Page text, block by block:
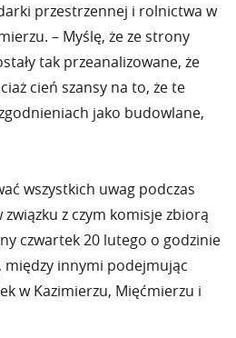
przestrzennej i rolnictwa w
– Myślę, że ze strony
tak przeanalizowane, że
cień szansy na to, że te
jako budowlane,
wszystkich uwag podczas
z czym komisje zbiorą
czwartek 20 lutego o godzinie
między innymi podejmując
w Kazimierzu, Mięćmierzu i